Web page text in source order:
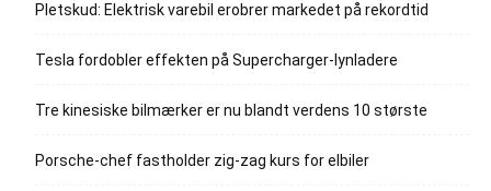
Pletskud: Elektrisk varebil erobrer markedet på rekordtid
Tesla fordobler effekten på Supercharger-lynladere
Tre kinesiske bilmærker er nu blandt verdens 10 største
Porsche-chef fastholder zig-zag kurs for elbiler